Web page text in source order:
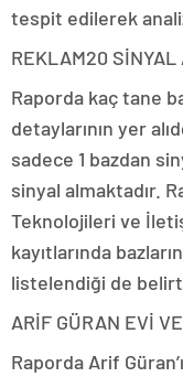
tespit edilerek analiz
REKLAM20 SİNYAL
Raporda kaç tane
detaylarının yer
sadece 1 bazdan
sinyal almaktadır.
Teknolojileri ve
kayıtlarında
listelendiği de
ARİF GÜRAN EVİ
Raporda Arif